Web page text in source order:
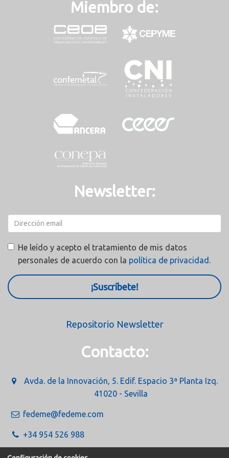
Miembro de:
Newsletter:
He leído y acepto el tratamiento de mis datos
personales de acuerdo con la política de privacidad.
¡Suscríbete!
Repositorio Newsletter
Contacto:
Avda. de la Innovación, 5. Edif. Espacio 3ª Planta Izq.
41020 - Sevilla
fedeme@fedeme.com
+34 954 526 988